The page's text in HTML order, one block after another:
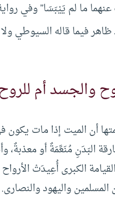
ما لم يَيْبَسَا” وفي
ظاهر فيما قاله السيوطي
والجسد أم
أن الميت إذا مات
البَدَنِ مُنَعَّمَةٌ أو معذبةٌ،
الكبرى أُعِيدَتْ
المسلمين واليهود والنصارى.